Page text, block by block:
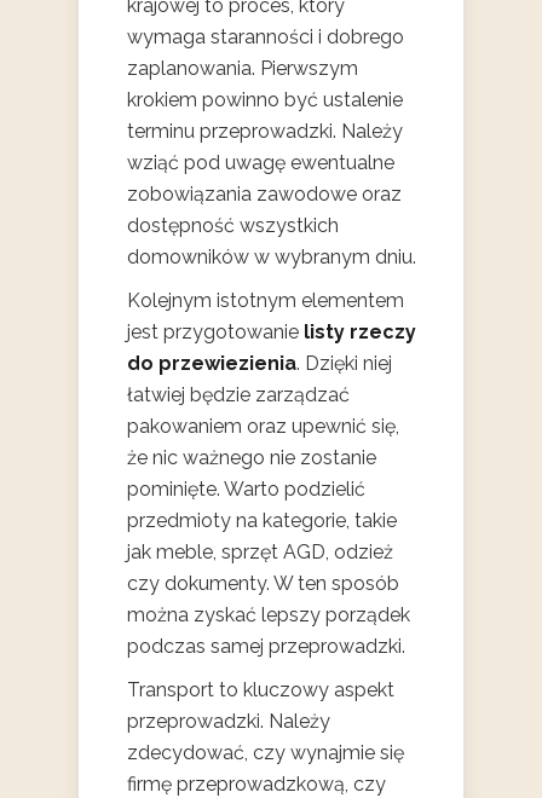
krajowej to proces, który
wymaga staranności i dobrego
zaplanowania. Pierwszym
krokiem powinno być ustalenie
terminu przeprowadzki. Należy
wziąć pod uwagę ewentualne
zobowiązania zawodowe oraz
dostępność wszystkich
domowników w wybranym dniu.
Kolejnym istotnym elementem
jest przygotowanie listy rzeczy
do przewiezienia. Dzięki niej
łatwiej będzie zarządzać
pakowaniem oraz upewnić się,
że nic ważnego nie zostanie
pominięte. Warto podzielić
przedmioty na kategorie, takie
jak meble, sprzęt AGD, odzież
czy dokumenty. W ten sposób
można zyskać lepszy porządek
podczas samej przeprowadzki.
Transport to kluczowy aspekt
przeprowadzki. Należy
zdecydować, czy wynajmie się
firmę przeprowadzkową, czy